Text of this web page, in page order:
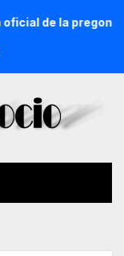
la pregonera y